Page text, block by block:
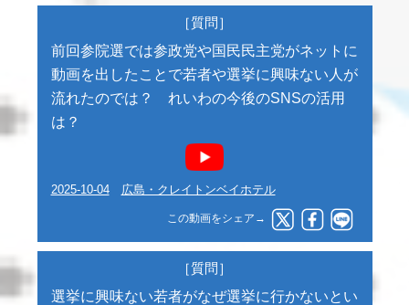
［質問］
前回参院選では参政党や国民民主党がネットに
動画を出したことで若者や選挙に興味ない人が
流れたのでは？ れいわの今後のSNSの活用
は？
2025-10-04 広島・クレイトンベイホテル
この動画をシェア→
［質問］
選挙に興味ない若者がなぜ選挙に行かないとい